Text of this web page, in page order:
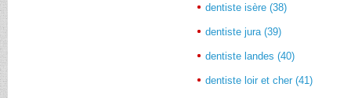
dentiste isère (38)
dentiste jura (39)
dentiste landes (40)
dentiste loir et cher (41)